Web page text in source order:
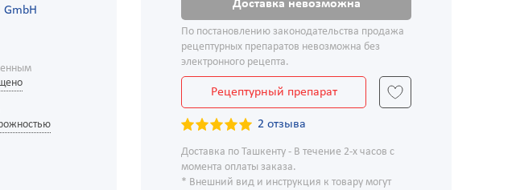
Доставка невозможна
По постановлению законодательства продажа
рецептурных препаратов невозможна без
электронного рецепта.
Рецептурный препарат
2 отзыва
Доставка по Ташкенту - В течение 2-х часов с
момента оплаты заказа.
* Внешний вид и инструкция к товару могут